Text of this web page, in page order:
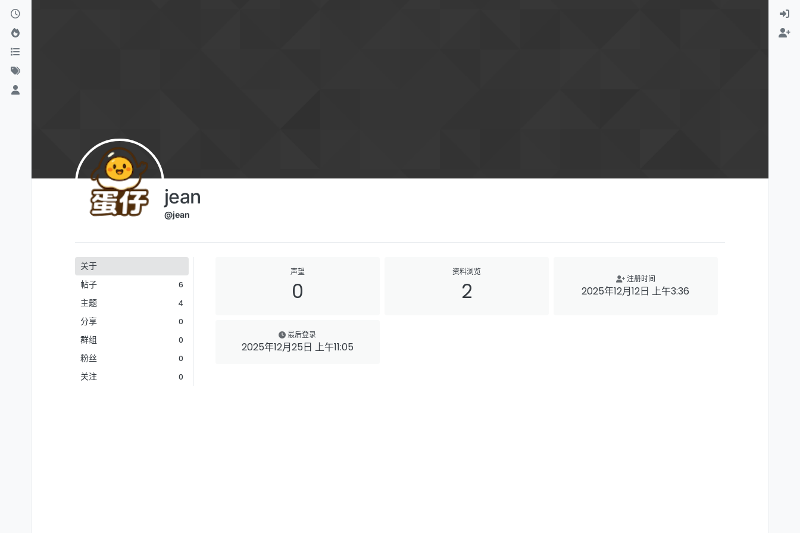
跳转至内容
jean
@jean
关于
帖子
6
主题 4
分享 0
群组 0
粉丝 0
关注 0
声望
0
资料浏览
2 注册时间
2025年12月12日 上午3:36
最后登录
2025年12月25日 上午11:05